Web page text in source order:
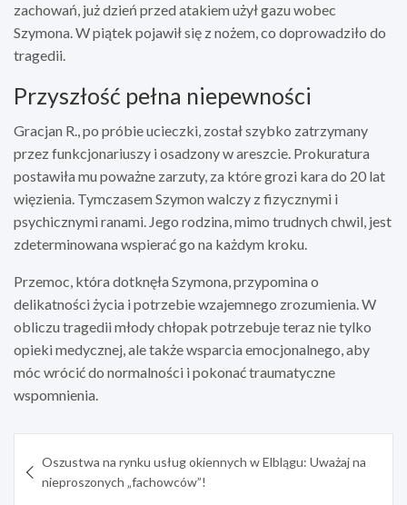
zachowań, już dzień przed atakiem użył gazu wobec
Szymona. W piątek pojawił się z nożem, co doprowadziło do
tragedii.
Przyszłość pełna niepewności
Gracjan R., po próbie ucieczki, został szybko zatrzymany
przez funkcjonariuszy i osadzony w areszcie. Prokuratura
postawiła mu poważne zarzuty, za które grozi kara do 20 lat
więzienia. Tymczasem Szymon walczy z fizycznymi i
psychicznymi ranami. Jego rodzina, mimo trudnych chwil, jest
zdeterminowana wspierać go na każdym kroku.
Przemoc, która dotknęła Szymona, przypomina o
delikatności życia i potrzebie wzajemnego zrozumienia. W
obliczu tragedii młody chłopak potrzebuje teraz nie tylko
opieki medycznej, ale także wsparcia emocjonalnego, aby
móc wrócić do normalności i pokonać traumatyczne
wspomnienia.
wpisu
Oszustwa na rynku usług okiennych w Elblągu: Uważaj na
nieproszonych „fachowców”!